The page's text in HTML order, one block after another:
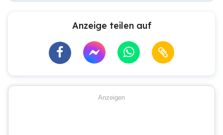
Anzeige teilen auf
Anzeigen